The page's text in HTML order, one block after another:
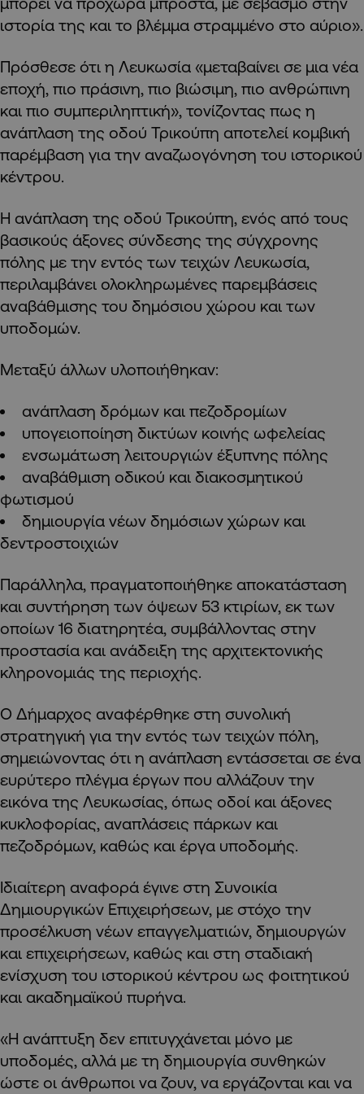
ιστορία της και το βλέμμα στραμμένο στο αύριο».
Πρόσθεσε ότι η Λευκωσία «μεταβαίνει σε μια νέα
εποχή, πιο πράσινη, πιο βιώσιμη, πιο ανθρώπινη
και πιο συμπεριληπτική», τονίζοντας πως η
ανάπλαση της οδού Τρικούπη αποτελεί κομβική
παρέμβαση για την αναζωογόνηση του ιστορικού
κέντρου.
Η ανάπλαση της οδού Τρικούπη, ενός από τους
βασικούς άξονες σύνδεσης της σύγχρονης
πόλης με την εντός των τειχών Λευκωσία,
περιλαμβάνει ολοκληρωμένες παρεμβάσεις
αναβάθμισης του δημόσιου χώρου και των
υποδομών.
Μεταξύ άλλων υλοποιήθηκαν:
ανάπλαση δρόμων και πεζοδρομίων
υπογειοποίηση δικτύων κοινής ωφελείας
ενσωμάτωση λειτουργιών έξυπνης πόλης
αναβάθμιση οδικού και διακοσμητικού
φωτισμού
δημιουργία νέων δημόσιων χώρων και
δεντροστοιχιών
Παράλληλα, πραγματοποιήθηκε αποκατάσταση
και συντήρηση των όψεων 53 κτιρίων, εκ των
οποίων 16 διατηρητέα, συμβάλλοντας στην
προστασία και ανάδειξη της αρχιτεκτονικής
κληρονομιάς της περιοχής.
Ο Δήμαρχος αναφέρθηκε στη συνολική
στρατηγική για την εντός των τειχών πόλη,
σημειώνοντας ότι η ανάπλαση εντάσσεται σε ένα
ευρύτερο πλέγμα έργων που αλλάζουν την
εικόνα της Λευκωσίας, όπως οδοί και άξονες
κυκλοφορίας, αναπλάσεις πάρκων και
πεζοδρόμων, καθώς και έργα υποδομής.
Ιδιαίτερη αναφορά έγινε στη Συνοικία
Δημιουργικών Επιχειρήσεων, με στόχο την
προσέλκυση νέων επαγγελματιών, δημιουργών
και επιχειρήσεων, καθώς και στη σταδιακή
ενίσχυση του ιστορικού κέντρου ως φοιτητικού
και ακαδημαϊκού πυρήνα.
«Η ανάπτυξη δεν επιτυγχάνεται μόνο με
υποδομές, αλλά με τη δημιουργία συνθηκών
ώστε οι άνθρωποι να ζουν, να εργάζονται και να